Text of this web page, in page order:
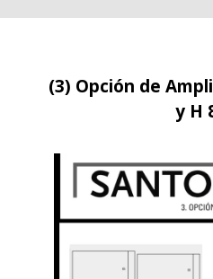
(3) Opción de
y H